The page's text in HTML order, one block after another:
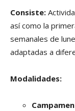
Consiste:
así como la
semanales de
adaptadas a
Modalidades: